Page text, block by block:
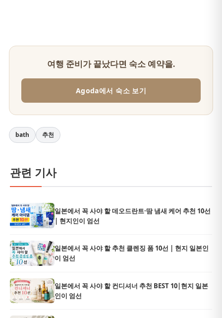
여행 준비가 끝났다면 숙소 예약을.
Agoda에서 숙소 보기
bath 추천
관련 기사
일본에서 꼭 사야 할 데오드란트·땀 냄새 케어 추천 10선
| 현지인이 엄선
일본에서 꼭 사야 할 추천 클렌징 폼 10선 | 현지 일본인
이 엄선
일본에서 꼭 사야 할 컨디셔너 추천 BEST 10|현지 일본
인이 엄선